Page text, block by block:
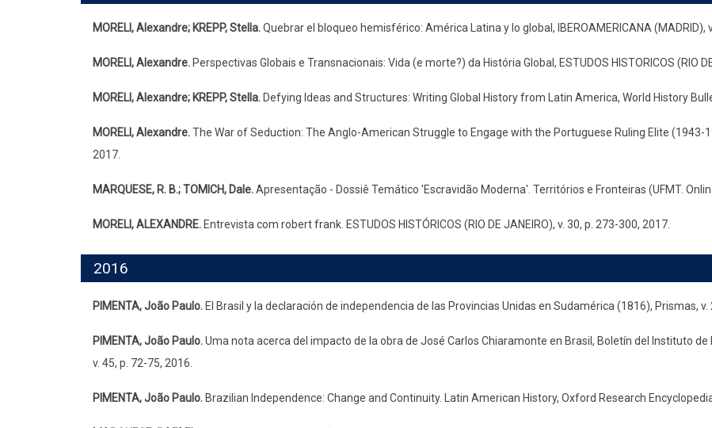
MORELI, Alexandre; KREPP, Stella.Quebrar el bloqueo hemisférico: América Latina y lo global, IBEROAMERICANA (MADRID),
MORELI, Alexandre. Perspectivas Globais e Transnacionais: Vida (e morte?) da História Global, ESTUDOS HISTORICOS (RIO
MORELI, Alexandre; KREPP, Stella. Defying Ideas and Structures: Writing Global History from Latin America, World History
MORELI, Alexandre.The War of Seduction: The Anglo-American Struggle to Engage with the Portuguese Ruling Elite (1943-
2017.
MARQUESE, R. B.; TOMICH, Dale.Apresentação - Dossiê Temático 'Escravidão Moderna'. Territórios e Fronteiras (UFMT.
MORELI, ALEXANDRE. Entrevista com robert frank. ESTUDOS HISTÓRICOS (RIO DE JANEIRO), v. 30, p. 273-300, 2017.
2016
PIMENTA, João Paulo. El Brasil y la declaración de independencia de las Provincias Unidas en Sudamérica (1816), Prismas, v.
PIMENTA, João Paulo.Uma nota acerca del impacto de la obra de José Carlos Chiaramonte en Brasil, Boletín del Instituto
v. 45, p. 72-75, 2016.
PIMENTA, João Paulo. Brazilian Independence: Change and Continuity. Latin American History, Oxford Research